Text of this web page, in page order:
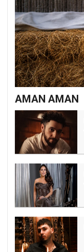
AMAN AMAN